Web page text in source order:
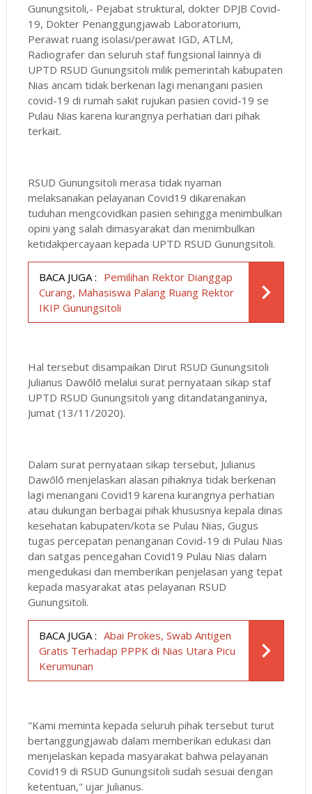
Gunungsitoli,- Pejabat struktural, dokter DPJB Covid-
19, Dokter Penanggungjawab Laboratorium,
Perawat ruang isolasi/perawat IGD, ATLM,
Radiografer dan seluruh staf fungsional lainnya di
UPTD RSUD Gunungsitoli milik pemerintah kabupaten
Nias ancam tidak berkenan lagi menangani pasien
covid-19 di rumah sakit rujukan pasien covid-19 se
Pulau Nias karena kurangnya perhatian dari pihak
terkait.
RSUD Gunungsitoli merasa tidak nyaman
melaksanakan pelayanan Covid19 dikarenakan
tuduhan mengcovidkan pasien sehingga menimbulkan
opini yang salah dimasyarakat dan menimbulkan
ketidakpercayaan kepada UPTD RSUD Gunungsitoli.
BACA JUGA : Pemilihan Rektor Dianggap
Curang, Mahasiswa Palang Ruang Rektor
IKIP Gunungsitoli
Hal tersebut disampaikan Dirut RSUD Gunungsitoli
Julianus Dawōlō melalui surat pernyataan sikap staf
UPTD RSUD Gunungsitoli yang ditandatanganinya,
Jumat (13/11/2020).
Dalam surat pernyataan sikap tersebut, Julianus
Dawōlō menjelaskan alasan pihaknya tidak berkenan
lagi menangani Covid19 karena kurangnya perhatian
atau dukungan berbagai pihak khususnya kepala dinas
kesehatan kabupaten/kota se Pulau Nias, Gugus
tugas percepatan penanganan Covid-19 di Pulau Nias
dan satgas pencegahan Covid19 Pulau Nias dalam
mengedukasi dan memberikan penjelasan yang tepat
kepada masyarakat atas pelayanan RSUD
Gunungsitoli.
BACA JUGA : Abai Prokes, Swab Antigen
Gratis Terhadap PPPK di Nias Utara Picu
Kerumunan
"Kami meminta kepada seluruh pihak tersebut turut
bertanggungjawab dalam memberikan edukasi dan
menjelaskan kepada masyarakat bahwa pelayanan
Covid19 di RSUD Gunungsitoli sudah sesuai dengan
ketentuan," ujar Julianus.